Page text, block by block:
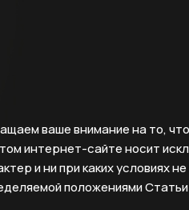
ваше внимание на то,
интернет-сайте носит
и ни при каких условиях
положениями